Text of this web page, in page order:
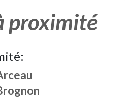
proximité